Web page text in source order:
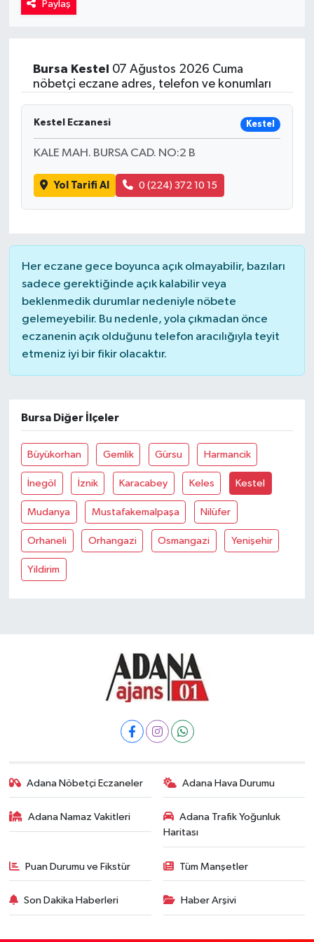
Paylaş
Bursa Kestel
07 Ağustos 2026 Cuma
nöbetçi eczane adres, telefon ve konumları
Kestel Eczanesi Kestel
KALE MAH. BURSA CAD. NO:2 B
Yol Tarifi Al 0 (224) 372 10 15
Her eczane gece boyunca açık olmayabilir, bazıları
sadece gerektiğinde açık kalabilir veya
beklenmedik durumlar nedeniyle nöbete
gelemeyebilir. Bu nedenle, yola çıkmadan önce
eczanenin açık olduğunu telefon aracılığıyla teyit
etmeniz iyi bir fikir olacaktır.
Bursa Diğer İlçeler
Büyükorhan Gemlik Gürsu Harmancik
İnegöl İznik Karacabey Keles Kestel
Mudanya Mustafakemalpaşa Nilüfer
Orhaneli Orhangazi Osmangazi Yenişehir
Yildirim
Adana Nöbetçi Eczaneler Adana Hava Durumu
Adana Namaz Vakitleri
Adana Trafik Yoğunluk
Haritası
Puan Durumu ve Fikstür Tüm Manşetler
Son Dakika Haberleri Haber Arşivi
Yaşam